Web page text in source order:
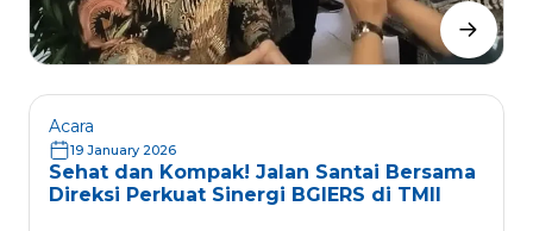
Acara
19 January 2026
Sehat dan Kompak! Jalan Santai Bersama
Direksi Perkuat Sinergi BGIERS di TMII